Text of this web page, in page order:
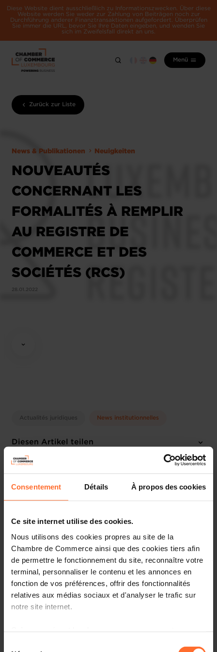
Consentement Détails À propos des cookies
Ce site internet utilise des cookies.
Nous utilisons des cookies propres au site de la
Chambre de Commerce ainsi que des cookies tiers afin
de permettre le fonctionnement du site, reconnaître votre
terminal, personnaliser le contenu et les annonces en
fonction de vos préférences, offrir des fonctionnalités
relatives aux médias sociaux et d'analyser le trafic sur
notre site internet.
Diese Website dient ausschließlich zu Informationszwecken. Über diese
Website werden Sie weder zur Zahlung von Beiträgen noch zur
Durchführung anderer Finanztransaktionen aufgefordert. Überprüfen
Sie immer die URL, bevor Sie Ihre Daten eingeben, und wenden Sie
sich im Zweifelsfall direkt an uns.
Menü
Zurück zur Liste
News & Publikationen Neuigkeiten
NOUVEAUTÉS
CONCERNANT LES
FORMALITÉS À REMPLIR
AU REGISTRE DE
COMMERCE ET DES
SOCIÉTÉS (RCS)
28.01.2022
Actualités juridiques News institutionnelles
Diesen Artikel teilen
trimestre 2022
, concernant les formalités à effectuer